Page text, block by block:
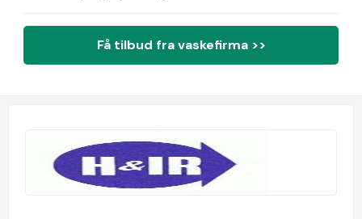
Få tilbud fra vaskefirma >>